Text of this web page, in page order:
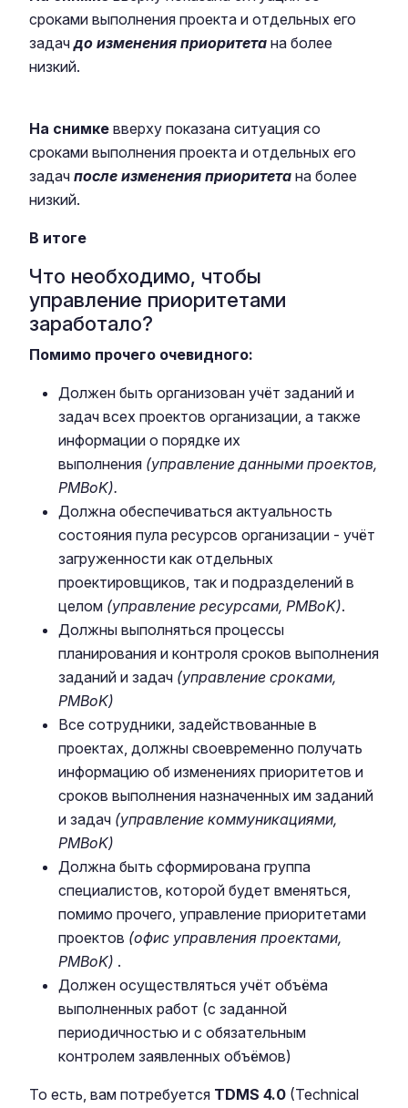
сроками выполнения проекта и отдельных его
задачдо изменения приоритета на более
низкий.
На снимке вверху показана ситуация со
сроками выполнения проекта и отдельных его
задач после изменения приоритета на более
низкий.
В итоге
Что необходимо, чтобы
управление приоритетами
заработало?
Помимо прочего очевидного:
Должен быть организован учёт заданий и
задач всех проектов организации, а также
информации о порядке их
выполнения (управление данными проектов,
PMBoK).
Должна обеспечиваться актуальность
состояния пула ресурсов организации - учёт
загруженности как отдельных
проектировщиков, так и подразделений в
целом (управление ресурсами, PMBoK).
Должны выполняться процессы
планирования и контроля сроков выполнения
заданий и задач (управление сроками,
PMBoK)
Все сотрудники, задействованные в
проектах, должны своевременно получать
информацию об изменениях приоритетов и
сроков выполнения назначенных им заданий
и задач (управление коммуникациями,
PMBoK)
Должна быть сформирована группа
специалистов, которой будет вменяться,
помимо прочего, управление приоритетами
проектов (офис управления проектами,
PMBoK) .
Должен осуществляться учёт объёма
выполненных работ (с заданной
периодичностью и с обязательным
контролем заявленных объёмов)
То есть, вам потребуется TDMS 4.0 (Technical